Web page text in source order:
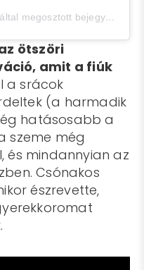
A Pál utcai fiúk (@eljenagrund) által megosztott bejegyzés
ötszöri
amit a fiúk
a srácok
(a harmadik
hatásosabb a
szeme még
és mindannyian az
Csónakos
észrevette,